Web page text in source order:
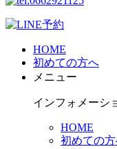
HOME
初めての方へ
メニュー
インフォメーシ
HOME
初めての